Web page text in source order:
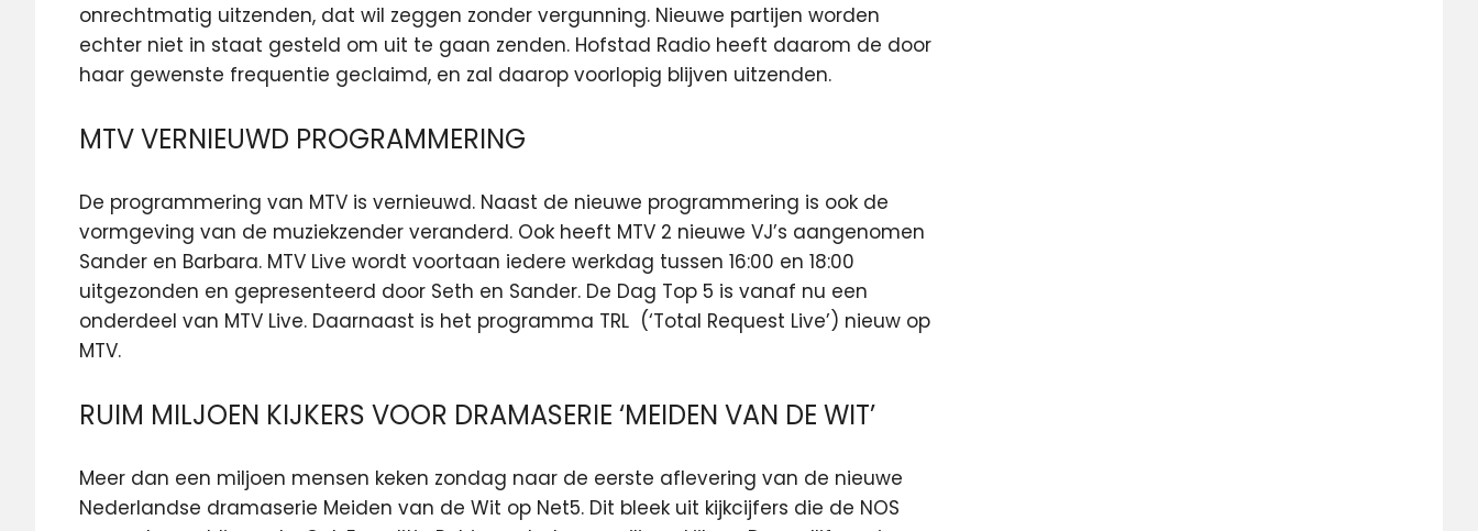
onrechtmatig uitzenden, dat wil zeggen zonder vergunning. Nieuwe partijen worden
echter niet in staat gesteld om uit te gaan zenden. Hofstad Radio heeft daarom de door
haar gewenste frequentie geclaimd, en zal daarop voorlopig blijven uitzenden.
MTV VERNIEUWD PROGRAMMERING
De programmering van MTV is vernieuwd. Naast de nieuwe programmering is ook de
vormgeving van de muziekzender veranderd. Ook heeft MTV 2 nieuwe VJ’s aangenomen
Sander en Barbara. MTV Live wordt voortaan iedere werkdag tussen 16:00 en 18:00
uitgezonden en gepresenteerd door Seth en Sander. De Dag Top 5 is vanaf nu een
onderdeel van MTV Live. Daarnaast is het programma TRL (‘Total Request Live’) nieuw op
MTV.
RUIM MILJOEN KIJKERS VOOR DRAMASERIE ‘MEIDEN VAN DE WIT’
Meer dan een miljoen mensen keken zondag naar de eerste aflevering van de nieuwe
Nederlandse dramaserie Meiden van de Wit op Net5. Dit bleek uit kijkcijfers die de NOS